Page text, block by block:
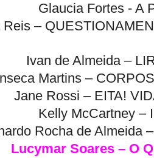
Glaucia Fortes - A
Reis –
Ivan de Almeida –
Martins –
Jane Rossi – EITA!
Kelly McCartney –
Rocha de Almeida
Lucymar Soares – O